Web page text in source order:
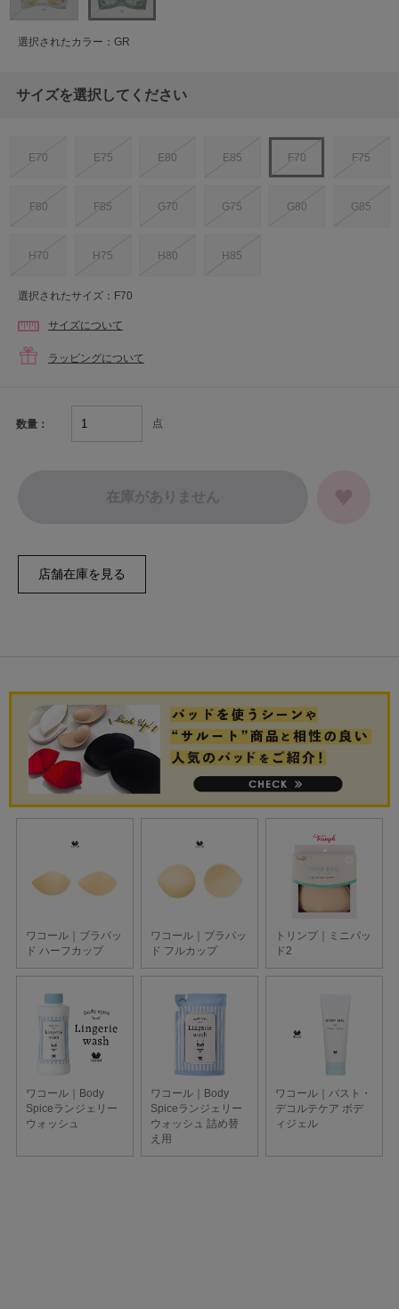
選択されたカラー：GR
サイズを選択してください
E70 E75 E80 E85 F70 F75
F80 F85 G70 G75 G80 G85
H70 H75 H80 H85
選択されたサイズ：F70
サイズについて
ラッピングについて
数量： 点
在庫がありません